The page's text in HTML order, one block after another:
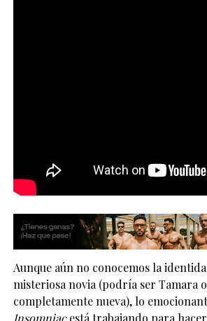
Aunque aún no conocemos la
misteriosa novia (podría ser Tamara
completamente nueva), lo
Insomniacestá trabajando para hacer